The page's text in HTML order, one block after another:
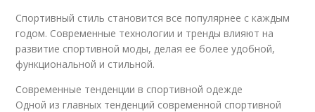
Спортивный стиль становится все популярнее с каждым
годом. Современные технологии и тренды влияют на
развитие спортивной моды, делая ее более удобной,
функциональной и стильной.
Современные тенденции в спортивной одежде
Одной из главных тенденций современной спортивной